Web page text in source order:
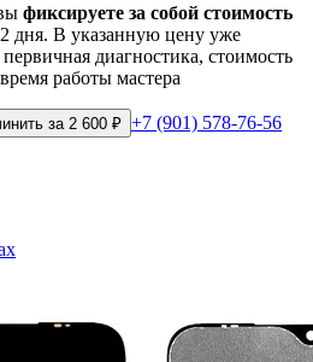
фиксируете за собой стоимость
дня. В указанную цену уже
диагностика, стоимость
работы мастера
за 2 600 ₽ +7 (901) 578-76-56